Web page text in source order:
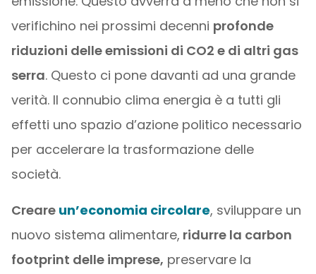
verifichino nei prossimi decenni profonde
riduzioni delle emissioni di CO2 e di altri gas
serra. Questo ci pone davanti ad una grande
verità. Il connubio clima energia è a tutti gli
effetti uno spazio d’azione politico necessario
per accelerare la trasformazione delle
società.
Creare un’economia circolare, sviluppare un
nuovo sistema alimentare, ridurre la carbon
footprint delle imprese, preservare la